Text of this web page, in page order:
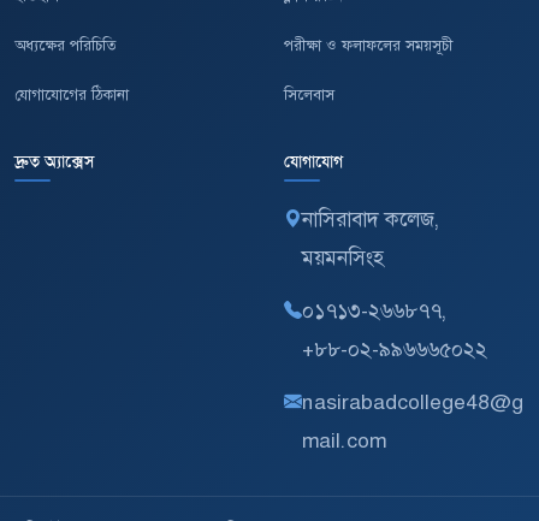
অধ্যক্ষের পরিচিতি
যোগাযোগের ঠিকানা
পরীক্ষা ও ফলাফলের সময়সূচী
সিলেবাস
দ্রুত অ্যাক্সেস যোগাযোগ
নাসিরাবাদ কলেজ,
ময়মনসিংহ
০১৭১৩-২৬৬৮৭৭,
+৮৮-০২-৯৯৬৬৬৫০২২
nasirabadcollege48@g
mail.com